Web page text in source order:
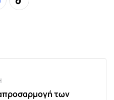
Tiktok
των